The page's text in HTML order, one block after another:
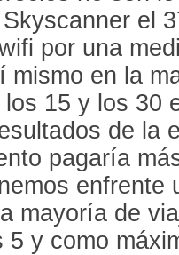
el
por una
mismo en la
15 y los 30
de la
pagaría
enfrente
mayoría de
y como